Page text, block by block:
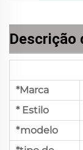
Descrição
*Marca
* Estilo
*modelo